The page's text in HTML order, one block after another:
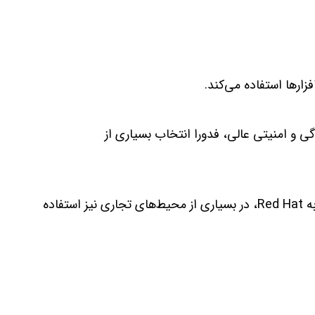
استفاده می‌کند.
و امنیتی عالی، فدورا انتخاب بسیاری از
فدورا به دلیل نزدیک بودن به Red Hat، در بسیاری از محیط‌های تجاری نیز استفاده